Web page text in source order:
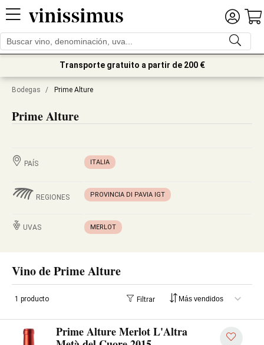
Transporte gratuito a partir de 200 €
Bodegas / Prime Alture
Prime Alture
PAÍS ITALIA
REGIONES PROVINCIA DI PAVIA IGT
UVAS MERLOT
Vino de Prime Alture
1 producto Filtrar
Prime Alture Merlot L'Altra